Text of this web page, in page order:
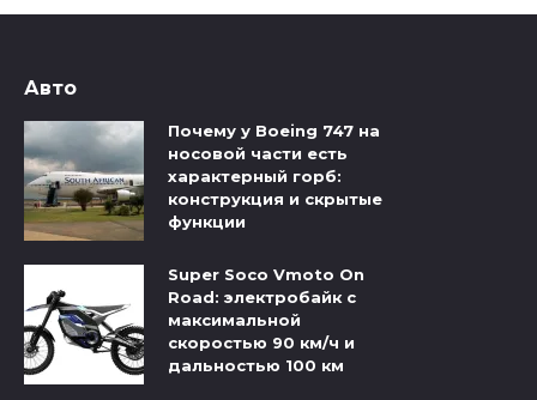
Авто
Почему у Boeing 747 на
носовой части есть
характерный горб:
конструкция и скрытые
функции
Super Soco Vmoto On
Road: электробайк с
максимальной
скоростью 90 км/ч и
дальностью 100 км